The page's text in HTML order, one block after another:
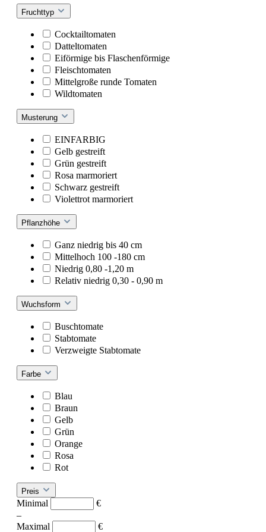
Fruchttyp
Cocktailtomaten
Datteltomaten
Eiförmige bis Flaschenförmige
Fleischtomaten
Mittelgroße runde Tomaten
Wildtomaten
Musterung
EINFARBIG
Gelb gestreift
Grün gestreift
Rosa marmoriert
Schwarz gestreift
Violettrot marmoriert
Pflanzhöhe
Ganz niedrig bis 40 cm
Mittelhoch 100 -180 cm
Niedrig 0,80 -1,20 m
Relativ niedrig 0,30 - 0,90 m
Wuchsform
Buschtomate
Stabtomate
Verzweigte Stabtomate
Farbe
Blau
Braun
Gelb
Grün
Orange
Rosa
Rot
Preis
Minimal
€
–
Maximal
€